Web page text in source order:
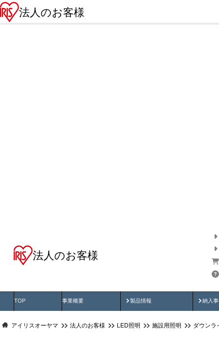
法人のお客様
法人のお客様
TOP 事業概要 製品情報
製品動画 納入
納
アイリスオーヤマ 法人のお客様 LED照明 施設用照明 ダウンラ